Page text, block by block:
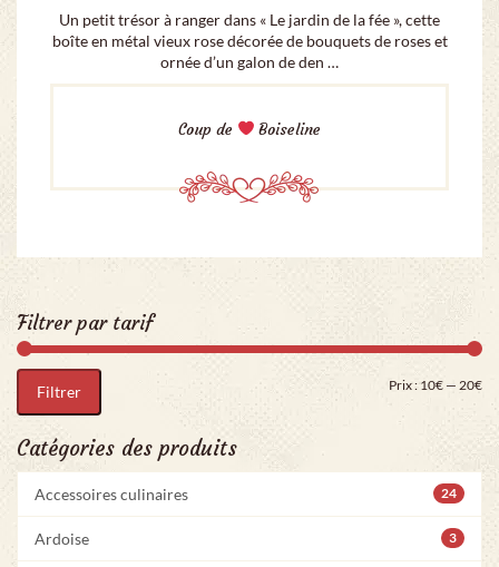
Un petit trésor à ranger dans « Le jardin de la fée », cette
boîte en métal vieux rose décorée de bouquets de roses et
ornée d’un galon de den …
Coup de Boiseline
Filtrer par tarif
Filtrer Prix :10€ — 20€
Catégories des produits
Accessoires culinaires 24
Ardoise 3